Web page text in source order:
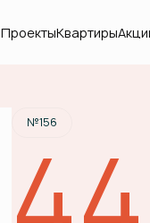
ПроектыКвартиры
№156